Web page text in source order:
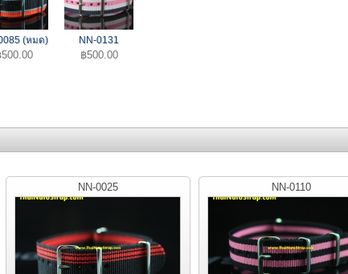
(หมด) NN-0131
฿500.00
NN-0025 NN-0110